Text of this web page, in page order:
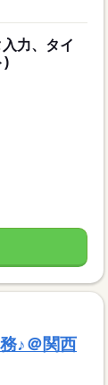
力、タイ
)
♪＠関西